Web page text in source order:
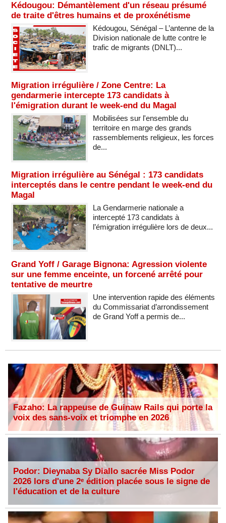
Kédougou: Démantèlement d'un réseau présumé
de traite d'êtres humains et de proxénétisme
Kédougou, Sénégal – L’antenne de la
Division nationale de lutte contre le
trafic de migrants (DNLT)...
Migration irrégulière / Zone Centre: La
gendarmerie intercepte 173 candidats à
l'émigration durant le week-end du Magal
Mobilisées sur l'ensemble du
territoire en marge des grands
rassemblements religieux, les forces
de...
Migration irrégulière au Sénégal : 173 candidats
interceptés dans le centre pendant le week-end du
Magal
La Gendarmerie nationale a
intercepté 173 candidats à
l’émigration irrégulière lors de deux...
Grand Yoff / Garage Bignona: Agression violente
sur une femme enceinte, un forcené arrêté pour
tentative de meurtre
Une intervention rapide des éléments
du Commissariat d’arrondissement
de Grand Yoff a permis de...
Fazaho: La rappeuse de Guinaw Rails qui porte la
voix des sans-voix et triomphe en 2026
Podor: Dieynaba Sy Diallo sacrée Miss Podor
2026 lors d'une 2ᵉ édition placée sous le signe de
l'éducation et de la culture